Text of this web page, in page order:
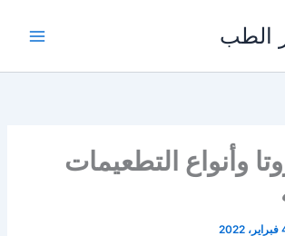
الطب
وأنواع التطعيمات
2022